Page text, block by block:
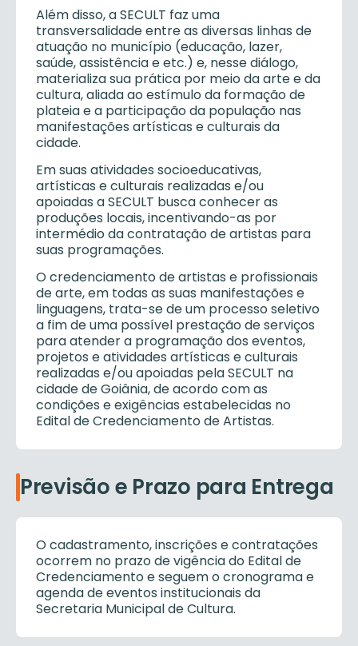
Além disso, a SECULT faz uma
transversalidade entre as diversas linhas de
atuação no município (educação, lazer,
saúde, assistência e etc.) e, nesse diálogo,
materializa sua prática por meio da arte e da
cultura, aliada ao estímulo da formação de
plateia e a participação da população nas
manifestações artísticas e culturais da
cidade.
Em suas atividades socioeducativas,
artísticas e culturais realizadas e/ou
apoiadas a SECULT busca conhecer as
produções locais, incentivando-as por
intermédio da contratação de artistas para
suas programações.
O credenciamento de artistas e profissionais
de arte, em todas as suas manifestações e
linguagens, trata-se de um processo seletivo
a fim de uma possível prestação de serviços
para atender a programação dos eventos,
projetos e atividades artísticas e culturais
realizadas e/ou apoiadas pela SECULT na
cidade de Goiânia, de acordo com as
condições e exigências estabelecidas no
Edital de Credenciamento de Artistas.
Previsão e Prazo para Entrega
O cadastramento, inscrições e contratações
ocorrem no prazo de vigência do Edital de
Credenciamento e seguem o cronograma e
agenda de eventos institucionais da
Secretaria Municipal de Cultura.